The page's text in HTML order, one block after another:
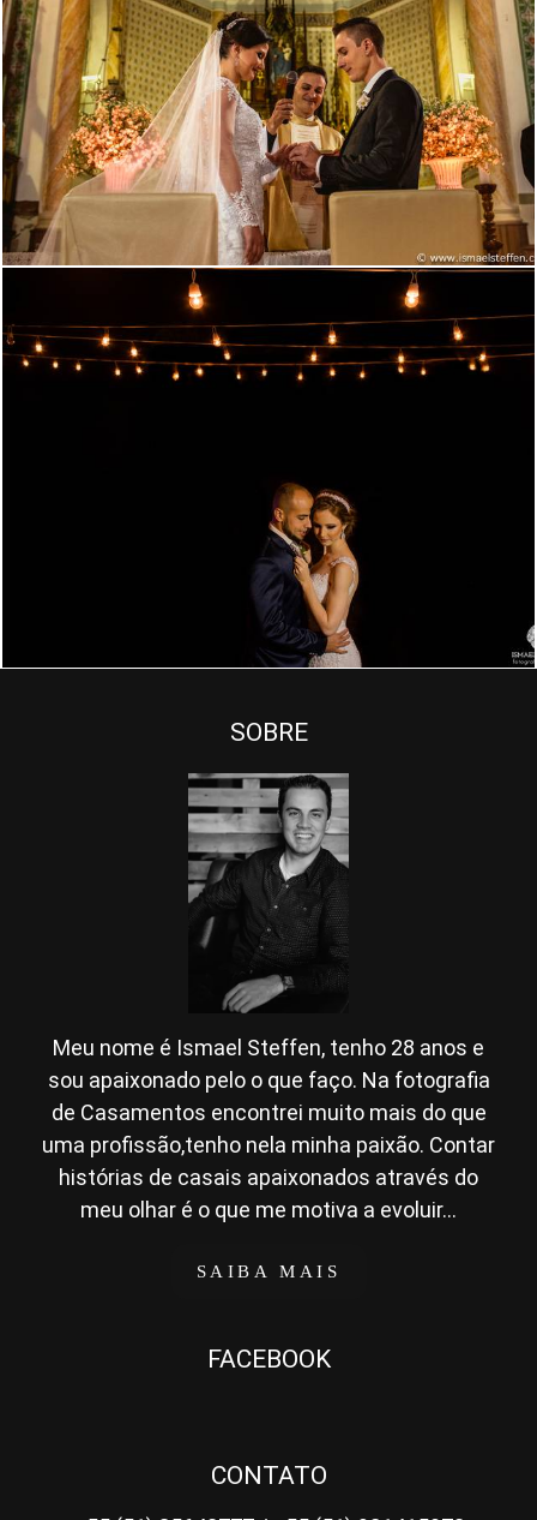
2780 41
4312 0
SOBRE
Meu nome é Ismael Steffen, tenho 28 anos e
sou apaixonado pelo o que faço. Na fotografia
de Casamentos encontrei muito mais do que
uma profissão,tenho nela minha paixão. Contar
histórias de casais apaixonados através do
meu olhar é o que me motiva a evoluir...
SAIBA MAIS
FACEBOOK
CONTATO